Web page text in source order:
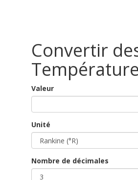
Convertir
Valeur
Unité
Nombre de décimales